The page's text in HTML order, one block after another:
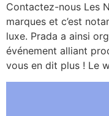
Contactez-nous Les
marques et c’est
luxe. Prada a ainsi
événement alliant
vous en dit plus ! Le